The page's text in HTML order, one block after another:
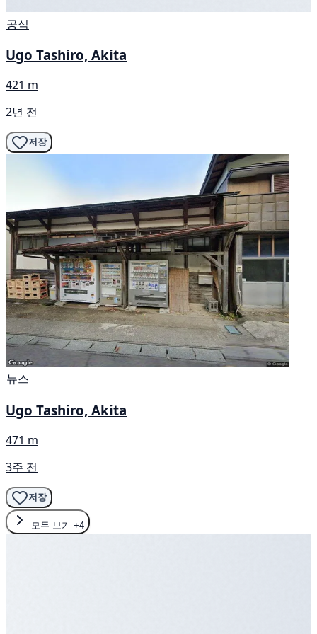
공식
Ugo Tashiro, Akita
421 m
2년 전
저장
뉴스
Ugo Tashiro, Akita
471 m
3주 전
저장
모두 보기 +4